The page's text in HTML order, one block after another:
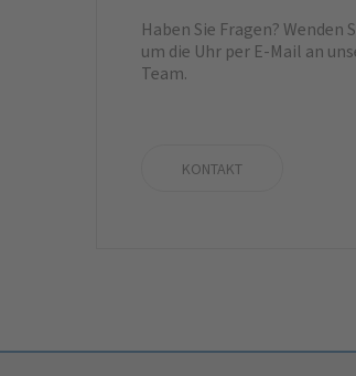
Haben Sie Fragen? Wenden
um die Uhr per E-Mail an
Team.
KONTAKT